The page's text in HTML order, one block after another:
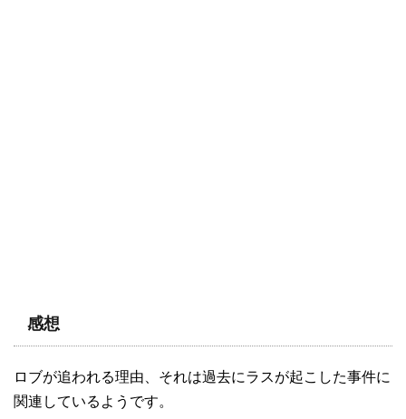
感想
ロブが追われる理由、それは過去にラスが起こした事件に
関連しているようです。